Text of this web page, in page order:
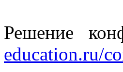
Решение
education.ru/